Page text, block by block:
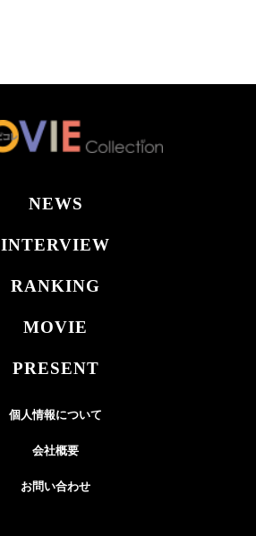
NEWS
INTERVIEW
RANKING
MOVIE
PRESENT
個人情報について
会社概要
お問い合わせ